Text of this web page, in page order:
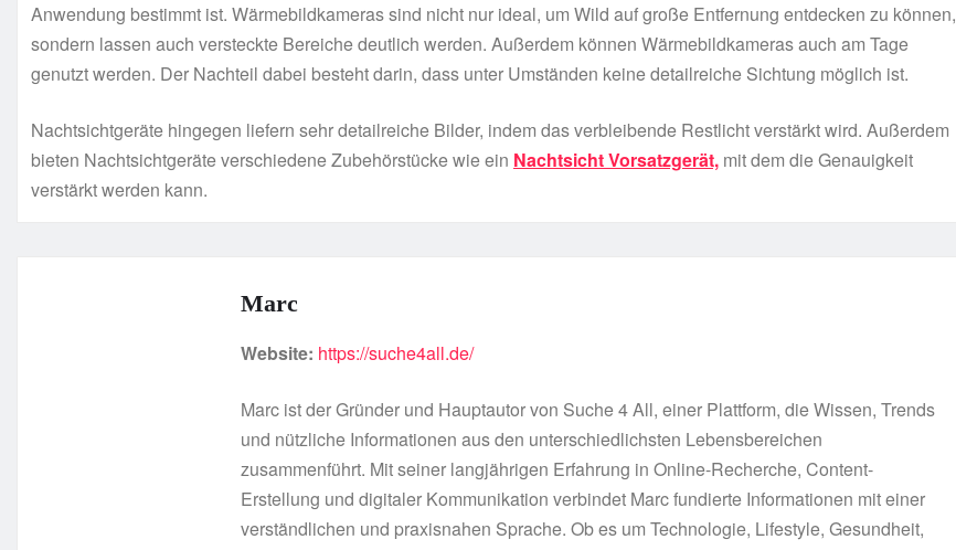
Anwendung bestimmt ist. Wärmebildkameras sind nicht nur ideal, um Wild auf große Entfernung entdecken zu können,
sondern lassen auch versteckte Bereiche deutlich werden. Außerdem können Wärmebildkameras auch am Tage
genutzt werden. Der Nachteil dabei besteht darin, dass unter Umständen keine detailreiche Sichtung möglich ist.
Nachtsichtgeräte hingegen liefern sehr detailreiche Bilder, indem das verbleibende Restlicht verstärkt wird. Außerdem
bieten Nachtsichtgeräte verschiedene Zubehörstücke wie ein Nachtsicht Vorsatzgerät, mit dem die Genauigkeit
verstärkt werden kann.
Marc
Website: https://suche4all.de/
Marc ist der Gründer und Hauptautor von Suche 4 All, einer Plattform, die Wissen, Trends
und nützliche Informationen aus den unterschiedlichsten Lebensbereichen
zusammenführt. Mit seiner langjährigen Erfahrung in Online-Recherche, Content-
Erstellung und digitaler Kommunikation verbindet Marc fundierte Informationen mit einer
verständlichen und praxisnahen Sprache. Ob es um Technologie, Lifestyle, Gesundheit,